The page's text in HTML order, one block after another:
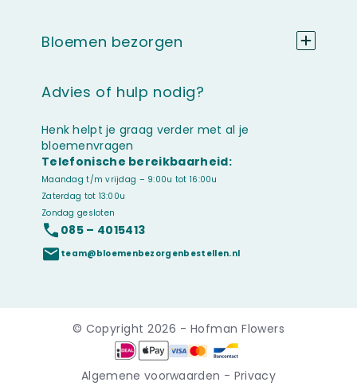
Advies of hulp nodig?
Henk helpt je graag verder met al je
bloemenvragen
Telefonische bereikbaarheid:
Maandag t/m vrijdag – 9:00u tot 16:00u
Zaterdag tot 13:00u
Zondag gesloten
085 – 4015413
team@bloemenbezorgenbestellen.nl
Bloemen bezorgen
© Copyright 2026 - Hofman Flowers
Algemene voorwaarden - Privacy